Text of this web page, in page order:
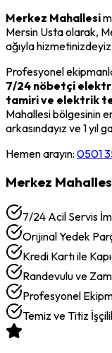
Merkez Mahallesi
Mersin Usta olarak,
ağıyla
Profesyonel
7/24 nöbetçi
tamiri ve elektrik
Mahallesibölgesinin
arkasındayız ve 1 yıl
Hemen arayın: 0501
Merkez
7/24 Acil Servis
Orijinal Yedek
Kredi Kartı ile
Randevulu ve
Profesyonel
Temiz ve Titiz